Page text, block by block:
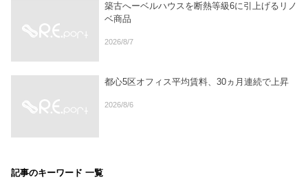
築古へーベルハウスを断熱等級6に引上げるリノ
ベ商品
2026/8/7
都心5区オフィス平均賃料、30ヵ月連続で上昇
2026/8/6
記事のキーワード 一覧